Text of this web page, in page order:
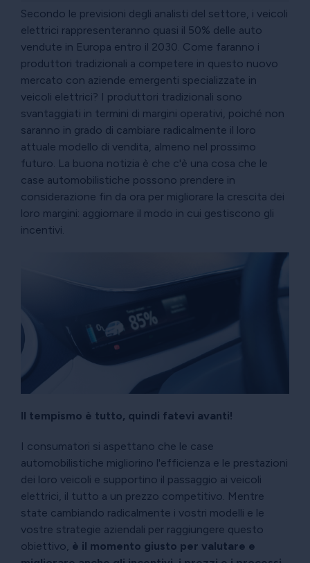
Secondo le previsioni degli analisti del settore, i veicoli
elettrici rappresenteranno quasi il 50% delle auto
vendute in Europa entro il 2030. Come faranno i
produttori tradizionali a competere in questo nuovo
mercato con aziende emergenti specializzate in
veicoli elettrici? I produttori tradizionali sono
svantaggiati in termini di margini operativi, poiché non
saranno in grado di cambiare radicalmente il loro
attuale modello di vendita, almeno nel prossimo
futuro. La buona notizia è che c'è una cosa che le
case automobilistiche possono prendere in
considerazione fin da ora per migliorare la crescita dei
loro margini: aggiornare il modo in cui gestiscono gli
incentivi.
Il tempismo è tutto, quindi fatevi avanti!
I consumatori si aspettano che le case
automobilistiche migliorino l'efficienza e le prestazioni
dei loro veicoli e supportino il passaggio ai veicoli
elettrici, il tutto a un prezzo competitivo. Mentre
state cambiando radicalmente i vostri modelli e le
vostre strategie aziendali per raggiungere questo
obiettivo, è il momento giusto per valutare e